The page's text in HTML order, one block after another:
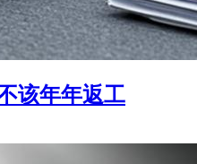
该年年返工